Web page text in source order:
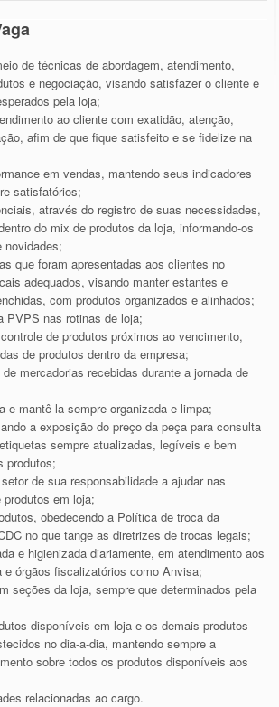
de técnicas de abordagem, atendimento,
e negociação, visando satisfazer o cliente e
pela loja;
ao cliente com exatidão, atenção,
afim de que fique satisfeito e se fidelize na
em vendas, mantendo seus indicadores
satisfatórios;
através do registro de suas necessidades,
do mix de produtos da loja, informando-os
novidades;
que foram apresentadas aos clientes no
adequados, visando manter estantes e
com produtos organizados e alinhados;
PVPS nas rotinas de loja;
de produtos próximos ao vencimento,
de produtos dentro da empresa;
mercadorias recebidas durante a jornada de
e mantê-la sempre organizada e limpa;
a exposição do preço da peça para consulta
sempre atualizadas, legíveis e bem
produtos;
de sua responsabilidade a ajudar nas
em loja;
obedecendo a Política de troca da
no que tange as diretrizes de trocas legais;
e higienizada diariamente, em atendimento aos
e órgãos fiscalizatórios como Anvisa;
seções da loja, sempre que determinados pela
disponíveis em loja e os demais produtos
no dia-a-dia, mantendo sempre a
sobre todos os produtos disponíveis aos
relacionadas ao cargo.